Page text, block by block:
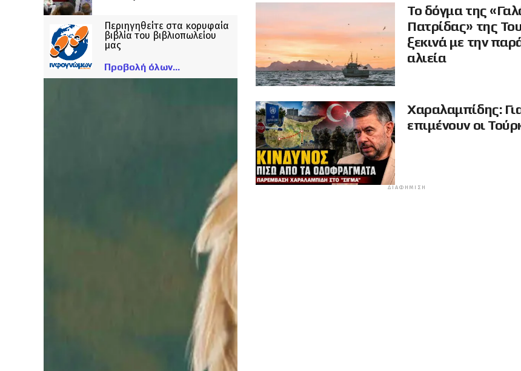
Το δόγμα της
Πατρίδας» της
ξεκινά με την
αλιεία
Χαραλαμπίδης:
επιμένουν οι
ΔΙΑΦΉΜΙΣΗ
Περιηγηθείτε στα κορυφαία
βιβλία του βιβλιοπωλείου
μας
Προβολή όλων